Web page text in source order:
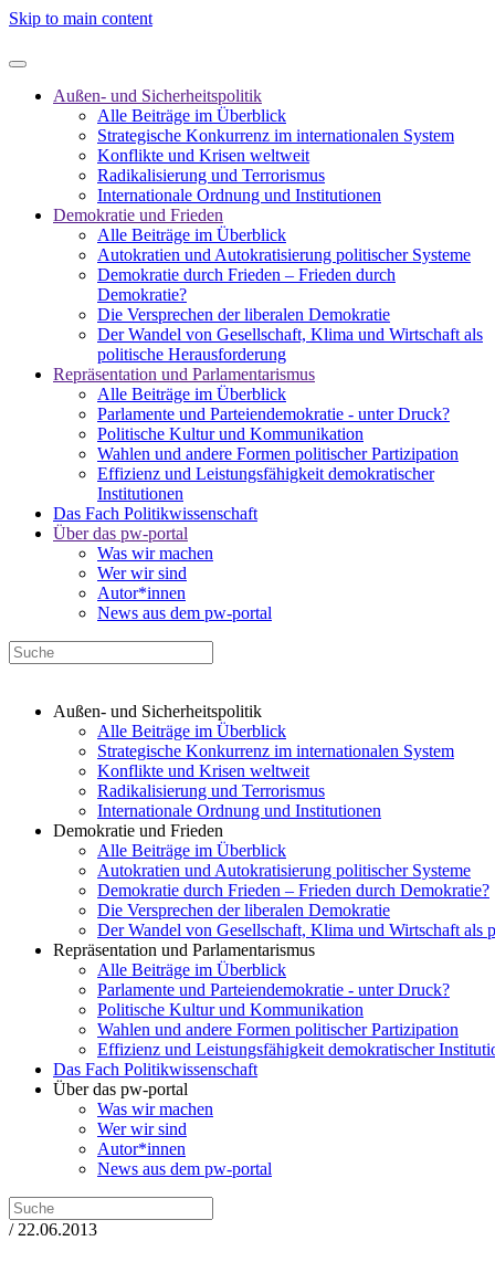
Skip to main content
Außen- und Sicherheitspolitik
Alle Beiträge im Überblick
Strategische Konkurrenz im internationalen System
Konflikte und Krisen weltweit
Radikalisierung und Terrorismus
Internationale Ordnung und Institutionen
Demokratie und Frieden
Alle Beiträge im Überblick
Autokratien und Autokratisierung politischer Systeme
Demokratie durch Frieden – Frieden durch
Demokratie?
Die Versprechen der liberalen Demokratie
Der Wandel von Gesellschaft, Klima und Wirtschaft als
politische Herausforderung
Repräsentation und Parlamentarismus
Alle Beiträge im Überblick
Parlamente und Parteiendemokratie - unter Druck?
Politische Kultur und Kommunikation
Wahlen und andere Formen politischer Partizipation
Effizienz und Leistungsfähigkeit demokratischer
Institutionen
Das Fach Politikwissenschaft
Über das pw-portal
Was wir machen
Wer wir sind
Autor*innen
News aus dem pw-portal
Außen- und Sicherheitspolitik
Alle Beiträge im Überblick
Strategische Konkurrenz im internationalen System
Konflikte und Krisen weltweit
Radikalisierung und Terrorismus
Internationale Ordnung und Institutionen
Demokratie und Frieden
Alle Beiträge im Überblick
Autokratien und Autokratisierung politischer Systeme
Demokratie durch Frieden – Frieden durch Demokratie?
Die Versprechen der liberalen Demokratie
Der Wandel von Gesellschaft, Klima und Wirtschaft als
Repräsentation und Parlamentarismus
Alle Beiträge im Überblick
Parlamente und Parteiendemokratie - unter Druck?
Politische Kultur und Kommunikation
Wahlen und andere Formen politischer Partizipation
Effizienz und Leistungsfähigkeit demokratischer
Das Fach Politikwissenschaft
Über das pw-portal
Was wir machen
Wer wir sind
Autor*innen
News aus dem pw-portal
/ 22.06.2013